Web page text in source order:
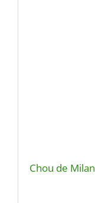
Chou de Milan